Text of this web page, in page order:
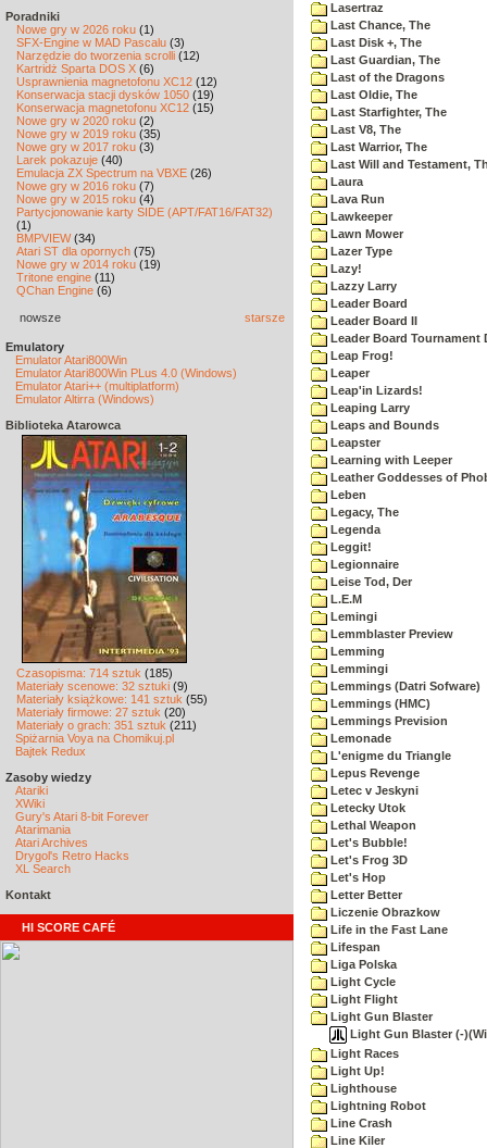
Poradniki
Nowe gry w 2026 roku (1)
SFX-Engine w MAD Pascalu (3)
Narzędzie do tworzenia scrolli (12)
Kartridż Sparta DOS X (6)
Usprawnienia magnetofonu XC12 (12)
Konserwacja stacji dysków 1050 (19)
Konserwacja magnetofonu XC12 (15)
Nowe gry w 2020 roku (2)
Nowe gry w 2019 roku (35)
Nowe gry w 2017 roku (3)
Larek pokazuje (40)
Emulacja ZX Spectrum na VBXE (26)
Nowe gry w 2016 roku (7)
Nowe gry w 2015 roku (4)
Partycjonowanie karty SIDE (APT/FAT16/FAT32)
(1)
BMPVIEW(34)
Atari ST dla opornych (75)
Nowe gry w 2014 roku (19)
Tritone engine (11)
QChan Engine (6)
nowsze starsze
Emulatory
Emulator Atari800Win
Emulator Atari800Win PLus 4.0 (Windows)
Emulator Atari++ (multiplatform)
Emulator Altirra (Windows)
Biblioteka Atarowca
Czasopisma: 714 sztuk (185)
Materiały scenowe: 32 sztuki (9)
Materiały książkowe: 141 sztuk (55)
Materiały firmowe: 27 sztuk (20)
Materiały o grach: 351 sztuk (211)
Spiżarnia Voya na Chomikuj.pl
Bajtek Redux
Zasoby wiedzy
Atariki
XWiki
Gury's Atari 8-bit Forever
Atarimania
Atari Archives
Drygol's Retro Hacks
XL Search
Kontakt
HI SCORE CAFÉ
Lasertraz
Last Chance, The
Last Disk +, The
Last Guardian, The
Last of the Dragons
Last Oldie, The
Last Starfighter, The
Last V8, The
Last Warrior, The
Last Will and Testament,
Laura
Lava Run
Lawkeeper
Lawn Mower
Lazer Type
Lazy!
Lazzy Larry
Leader Board
Leader Board II
Leader Board Tournament
Leap Frog!
Leaper
Leap'in Lizards!
Leaping Larry
Leaps and Bounds
Leapster
Learning with Leeper
Leather Goddesses of
Leben
Legacy, The
Legenda
Leggit!
Legionnaire
Leise Tod, Der
L.E.M
Lemingi
Lemmblaster Preview
Lemming
Lemmingi
Lemmings (Datri Sofware)
Lemmings (HMC)
Lemmings Prevision
Lemonade
L'enigme du Triangle
Lepus Revenge
Letec v Jeskyni
Letecky Utok
Lethal Weapon
Let's Bubble!
Let's Frog 3D
Let's Hop
Letter Better
Liczenie Obrazkow
Life in the Fast Lane
Lifespan
Liga Polska
Light Cycle
Light Flight
Light Gun Blaster
Light Gun Blaster (-
Light Races
Light Up!
Lighthouse
Lightning Robot
Line Crash
Line Kiler